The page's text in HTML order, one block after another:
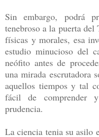
Sin embargo, podrá
tenebroso a la puerta del
físicas y morales, esa
estudio minucioso del
neófito antes de
una mirada escrutadora
aquellos tiempos y tal
fácil de comprender
prudencia.
La ciencia tenia su asilo